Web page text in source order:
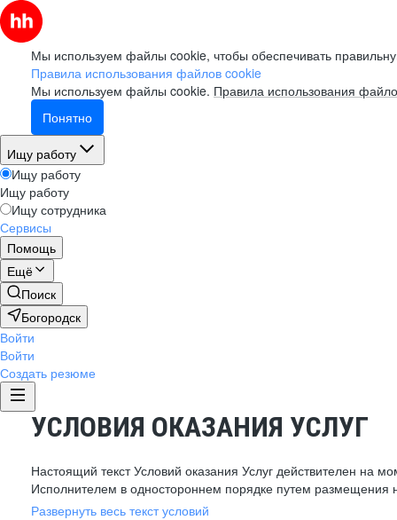
Мы используем файлы cookie, чтобы обеспечивать
Правила использования файлов cookie
Мы используем файлы cookie. Правила использования
Понятно
Ищу работу
Ищу работу
Ищу работу
Ищу сотрудника
Сервисы
Помощь
Ещё
Поиск
Богородск
Войти
Войти
Создать резюме
УСЛОВИЯ ОКАЗАНИЯ УСЛУГ
Настоящий текст Условий оказания Услуг действителен на
Исполнителем в одностороннем порядке путем размещения
Развернуть весь текст условий